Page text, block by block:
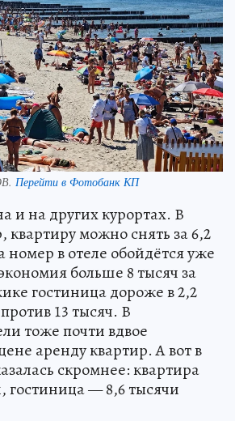
Перейти в Фотобанк КП
и на других курортах. В
можно снять за 6,2
номер в отеле обойдётся уже
больше 8 тысяч за
гостиница дороже в 2,2
13 тысяч. В
тоже почти вдвое
аренду квартир. А вот в
скромнее: квартира
гостиница — 8,6 тысячи